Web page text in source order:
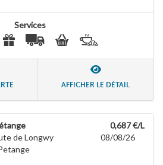
Services
AFFICHER LE DÉTAIL
de Longwy
0,687 €/L
08/08/26